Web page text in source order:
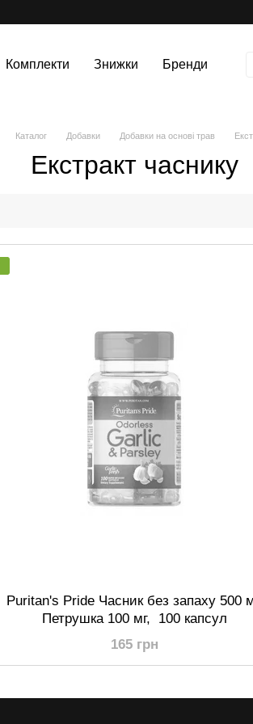
Комплекти Знижки Бренди
Каталог Добавки Добавки на основі трав
Екстракт часнику
Puritan's Pride Часник без запаху 500
Петрушка 100 мг, 100 капсул
165 грн